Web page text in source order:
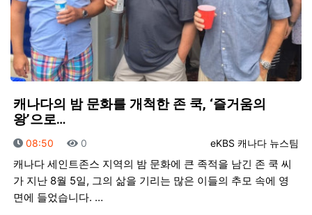
캐나다의 밤 문화를 개척한 존 쿡, ‘즐거움의
왕’으로…
등록자
eKBS 캐나다 뉴스팀
등록일
08:50 조회
0
캐나다 세인트존스 지역의 밤 문화에 큰 족적을 남긴 존 쿡 씨
가 지난 8월 5일, 그의 삶을 기리는 많은 이들의 추모 속에 영
면에 들었습니다. …